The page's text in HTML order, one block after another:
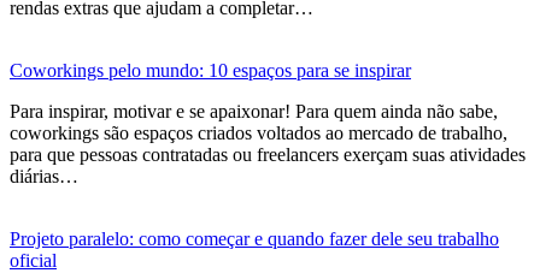
rendas extras que ajudam a completar…
Coworkings pelo mundo: 10 espaços para se inspirar
Para inspirar, motivar e se apaixonar! Para quem ainda não sabe,
coworkings são espaços criados voltados ao mercado de trabalho,
para que pessoas contratadas ou freelancers exerçam suas atividades
diárias…
Projeto paralelo: como começar e quando fazer dele seu trabalho
oficial